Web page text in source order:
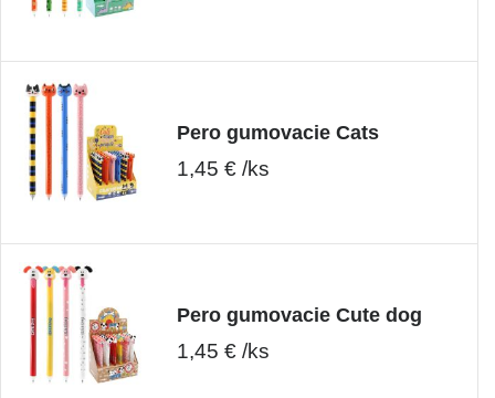
Pero gumovacie Cats
1,45 € /ks
Pero gumovacie Cute dog
1,45 € /ks